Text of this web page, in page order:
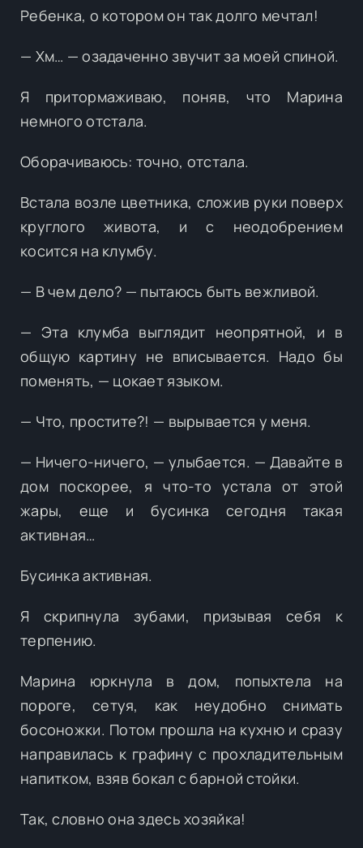
Ребенка, о котором он так долго мечтал!
— Хм… — озадаченно звучит за моей спиной.
Я притормаживаю, поняв, что Марина
немного отстала.
Оборачиваюсь: точно, отстала.
Встала возле цветника, сложив руки поверх
круглого живота, и с неодобрением
косится на клумбу.
— В чем дело? — пытаюсь быть вежливой.
— Эта клумба выглядит неопрятной, и в
общую картину не вписывается. Надо бы
поменять, — цокает языком.
— Что, простите?! — вырывается у меня.
— Ничего-ничего, — улыбается. — Давайте в
дом поскорее, я что-то устала от этой
жары, еще и бусинка сегодня такая
активная…
Бусинка активная.
Я скрипнула зубами, призывая себя к
терпению.
Марина юркнула в дом, попыхтела на
пороге, сетуя, как неудобно снимать
босоножки. Потом прошла на кухню и сразу
направилась к графину с прохладительным
напитком, взяв бокал с барной стойки.
Так, словно она здесь хозяйка!